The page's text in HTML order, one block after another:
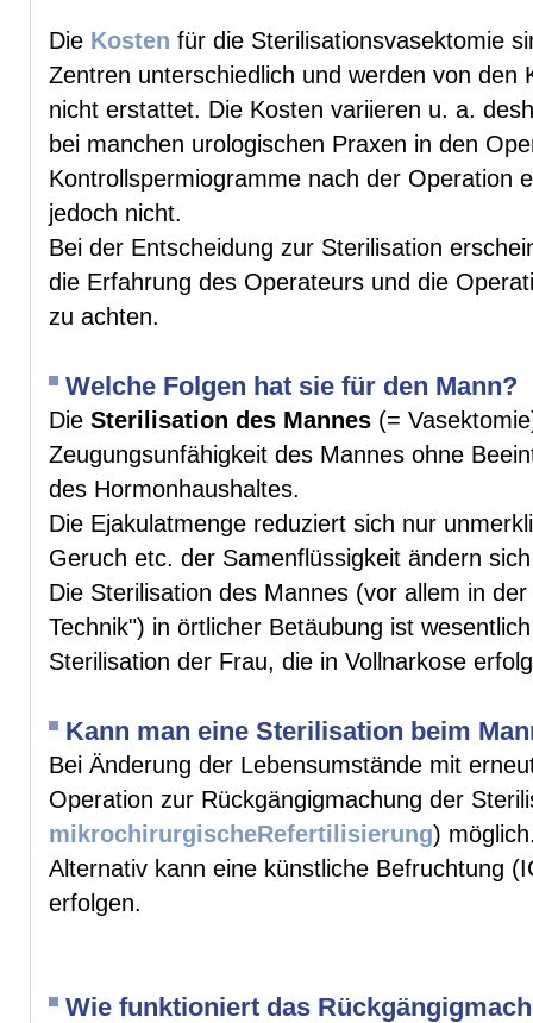
Die Kosten für die Sterilisationsvasektomie
Zentren unterschiedlich und werden von den
nicht erstattet. Die Kosten variieren u. a.
bei manchen urologischen Praxen in den
Kontrollspermiogramme nach der Operation
jedoch nicht.
Bei der Entscheidung zur Sterilisation
die Erfahrung des Operateurs und die
zu achten.
Welche Folgen hat sie für den Mann?
Die Sterilisation des Mannes (=
Zeugungsunfähigkeit des Mannes ohne
des Hormonhaushaltes.
Die Ejakulatmenge reduziert sich nur
Geruch etc. der Samenflüssigkeit ändern
Die Sterilisation des Mannes (vor allem in
Technik") in örtlicher Betäubung ist
Sterilisation der Frau, die in Vollnarkose
Kann man eine Sterilisation beim
Bei Änderung der Lebensumstände mit
Operation zur Rückgängigmachung der
mikrochirurgischeRefertilisierung)
Alternativ kann eine künstliche Befruchtung
erfolgen.
Wie funktioniert das